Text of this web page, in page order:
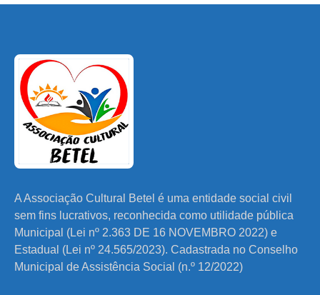
A Associação Cultural Betel é uma entidade social civil
sem fins lucrativos, reconhecida como utilidade pública
Municipal (Lei nº 2.363 DE 16 NOVEMBRO 2022) e
Estadual (Lei nº 24.565/2023). Cadastrada no Conselho
Municipal de Assistência Social (n.º 12/2022)